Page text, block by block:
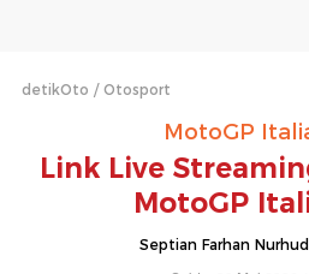
detikOto Otosport
MotoGP
Link Live
MotoGP
Septian Farhan